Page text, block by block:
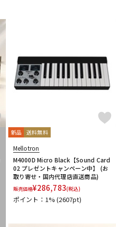
新品 送料無料
Mellotron
M4000D Micro Black【Sound Card
02 プレゼントキャンペーン中】 (お
取り寄せ・国内代理店直送商品)
販売価格¥286,783(税込)
ポイント：1%(2607pt)